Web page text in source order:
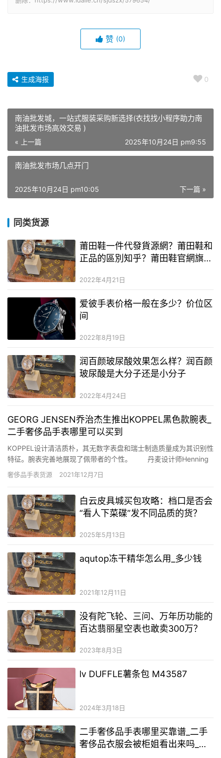
赞 (0)
0
生成海报
南油批发城，一站式服装采购新选择(衣找找小程序助力南
油批发市场高效交易 )
« 上一篇 2025年10月24日 pm9:55
南油批发市场几点开门
下一篇 »
2025年10月24日 pm10:05
同类货源
莆田鞋一件代發貨源網？莆田鞋和
正品的區別知乎？莆田鞋官網旗艦
2022年4月21日
爱彼手表价格一般在多少？价位区
间
2022年8月19日
润百颜玻尿酸效果怎么样？润百颜
玻尿酸是大分子还是小分子
2022年4月24日
GEORG JENSEN乔治杰生推出KOPPEL黑色款腕表_
二手奢侈品手表哪里可以买到
KOPPEL设计清洁质朴，其无数字表盘和瑞士制造质量成为其识别性
特征。腕表完善地展现了佩带者的个性。 丹麦设计师Henning
Koppel汉宁•古柏在1978年制作了一款异常美妙的原创腕表，差异
于一样平常奢华表品的高调特色，…
奢侈品手表货源 2021年12月7日
白云皮具城买包攻略：档口是否会
“看人下菜碟”发不同品质的货？
2025年5月13日
aqutop冻干精华怎么用_多少钱
2021年12月11日
没有陀飞轮、三问、万年历功能的
百达翡丽星空表也敢卖300万？
2023年8月3日
lv DUFFLE薯条包 M43587
2024年3月18日
二手奢侈品手表哪里买靠谱_二手
奢侈品衣服会被柜姐看出来吗_怎